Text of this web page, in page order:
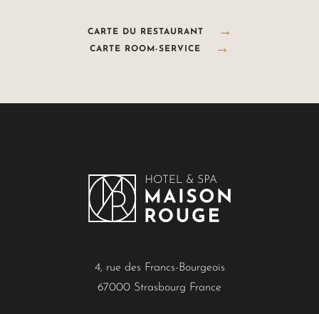
CARTE DU RESTAURANT
CARTE ROOM-SERVICE
4, rue des Francs-Bourgeois
67000 Strasbourg France